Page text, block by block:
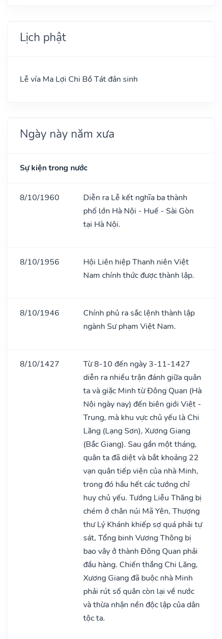
Lịch phật
Lễ vía Ma Lợi Chi Bồ Tát đản sinh
Ngày này năm xưa
Sự kiện trong nước
8/10/1960
Diễn ra Lễ kết nghĩa ba thành
phố lớn Hà Nội - Huế - Sài Gòn
tại Hà Nội.
8/10/1956
Hội Liên hiệp Thanh niên Việt
Nam chính thức được thành lập.
8/10/1946
Chính phủ ra sắc lệnh thành lập
ngành Sư phạm Việt Nam.
8/10/1427
Từ 8-10 đến ngày 3-11-1427
diễn ra nhiều trận đánh giữa quân
ta và giặc Minh từ Đông Quan (Hà
Nội ngày nay) đến biên giới Việt -
Trung, mà khu vực chủ yếu là Chi
Lăng (Lạng Sơn), Xương Giang
(Bắc Giang). Sau gần một tháng,
quân ta đã diệt và bắt khoảng 22
vạn quân tiếp viện của nhà Minh,
trong đó hầu hết các tướng chỉ
huy chủ yếu. Tướng Liễu Thăng bị
chém ở chân núi Mã Yên, Thượng
thư Lý Khánh khiếp sợ quá phải tự
sát, Tổng binh Vương Thông bị
bao vây ở thành Đông Quan phải
đầu hàng. Chiến thắng Chi Lăng,
Xương Giang đã buộc nhà Minh
phải rút số quân còn lại về nước
và thừa nhận nền độc lập của dân
tộc ta.